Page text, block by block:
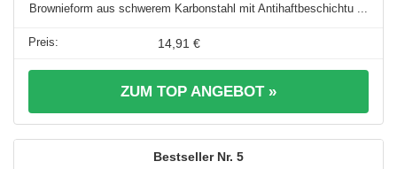
Brownieform aus schwerem Karbonstahl mit Antihaftbeschichtu ...
14,91 €
ZUM TOP ANGEBOT »
5